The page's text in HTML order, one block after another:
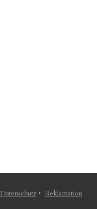
Datenschutz • Reklamation